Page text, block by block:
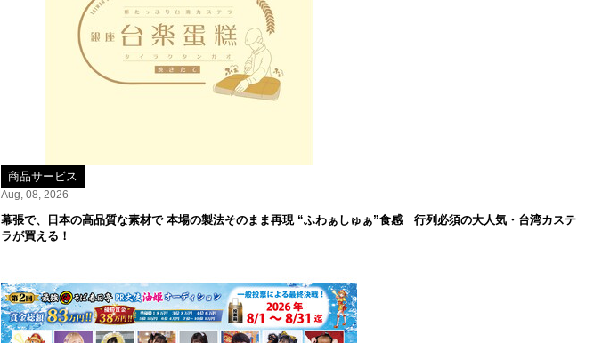
商品サービス
Aug, 08, 2026
幕張で、日本の高品質な素材で 本場の製法そのまま再現 “ふわぁしゅぁ”食感 行列必須の大人気・台湾カステ
ラが買える！